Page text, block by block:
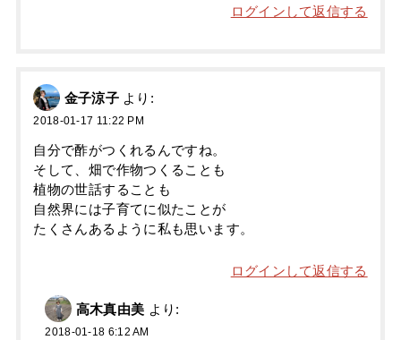
ログインして返信する
金子涼子 より:
2018-01-17 11:22 PM
自分で酢がつくれるんですね。
そして、畑で作物つくることも
植物の世話することも
自然界には子育てに似たことが
たくさんあるように私も思います。
ログインして返信する
高木真由美 より:
2018-01-18 6:12 AM